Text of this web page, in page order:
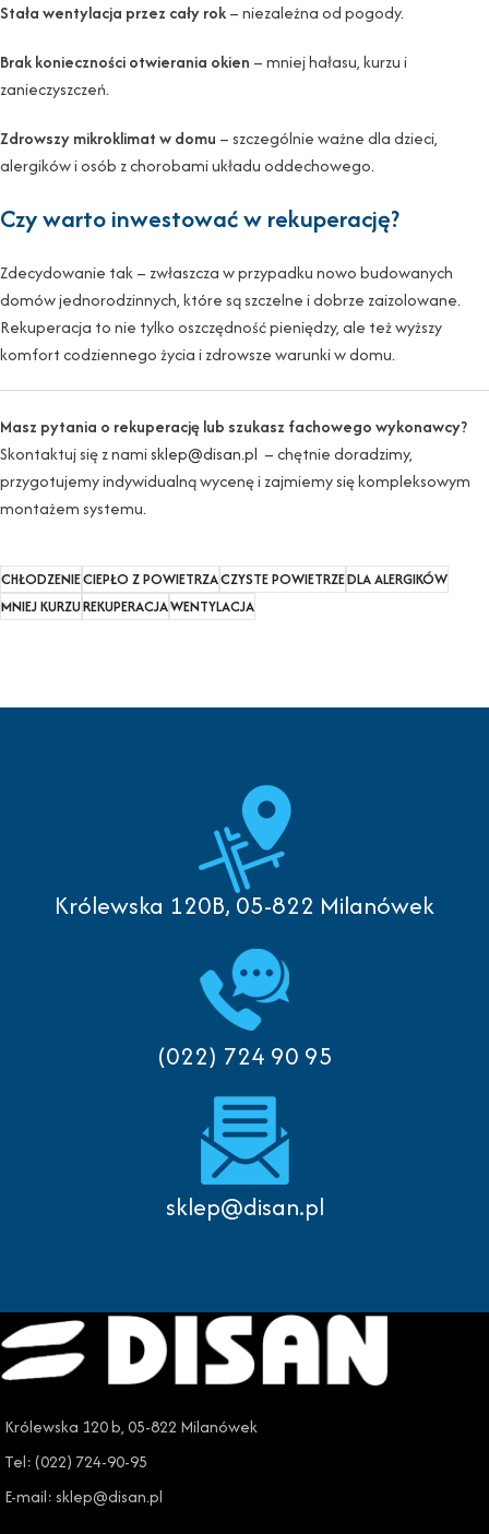
Stała wentylacja przez cały rok– niezależna od pogody.
Brak konieczności otwierania okien – mniej hałasu, kurzu i
zanieczyszczeń.
Zdrowszy mikroklimat w domu – szczególnie ważne dla dzieci,
alergików i osób z chorobami układu oddechowego.
Czy warto inwestować w rekuperację?
Zdecydowanie tak – zwłaszcza w przypadku nowo budowanych
domów jednorodzinnych, które są szczelne i dobrze zaizolowane.
Rekuperacja to nie tylko oszczędność pieniędzy, ale też wyższy
komfort codziennego życia i zdrowsze warunki w domu.
Masz pytania o rekuperację lub szukasz fachowego wykonawcy?
Skontaktuj się z namisklep@disan.pl – chętnie doradzimy,
przygotujemy indywidualną wycenę i zajmiemy się kompleksowym
montażem systemu.
CHŁODZENIECIEPŁO Z POWIETRZACZYSTE POWIETRZEDLA ALERGIKÓW
MNIEJ KURZUREKUPERACJAWENTYLACJA
Królewska 120B, 05-822 Milanówek
(022) 724 90 95
sklep@disan.pl
Królewska 120 b, 05-822 Milanówek
Tel: (022) 724-90-95
E-mail: sklep@disan.pl